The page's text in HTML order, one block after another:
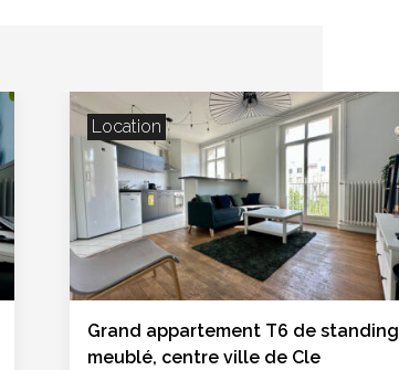
Location
Grand appartement T6 de standing
meublé, centre ville de Cle